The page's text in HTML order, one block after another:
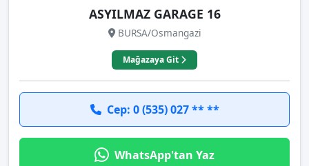
ASYILMAZ GARAGE 16
BURSA/Osmangazi
Mağazaya Git
Cep: 0 (535) 027 ** **
WhatsApp'tan Yaz